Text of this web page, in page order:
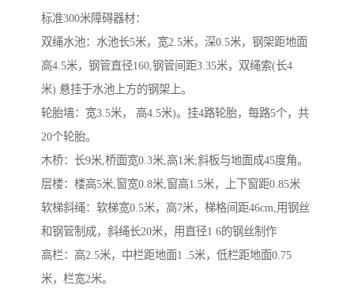
标准300米障碍器材：
双绳水池：水池长5米，宽2.5米，深0.5米，钢架距地面
高4.5米，钢管直径160,钢管间距3.35米，双绳索(长4
米) 悬挂于水池上方的钢架上。
轮胎墙：宽3.5米， 高4.5米)。挂4路轮胎，每路5个，共
20个轮胎。
木桥：长9米,桥面宽0.3米,高1米;斜板与地面成45度角。
层楼：楼高5米,窗宽0.8米,窗高1.5米，上下窗距0.85米
软梯斜绳：软梯宽0.5米，高7米，梯格间距46cm,用钢丝
和钢管制成，斜绳长20米，用直径1 6的钢丝制作
高栏：高2.5米，中栏距地面1 .5米，低栏距地面0.75
米，栏宽2米。